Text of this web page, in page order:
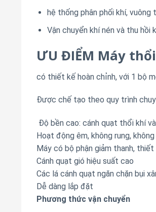
hệ thống phân phối khí, vuông
Vận chuyển khí nén và thu hồi
ƯU ĐIỂM Máy
có thiết kế hoàn chỉnh, với 1 bộ
Được chế tạo theo quy trình
Độ bền cao: cánh quạt thổi khí
Hoạt động êm, không rung,
Máy có bộ phận giảm thanh,
Cánh quạt gió hiệu suất cao
Các lá cánh quạt ngăn chặn bụi
Dễ dàng lắp đặt
Phương thức vận chuyển